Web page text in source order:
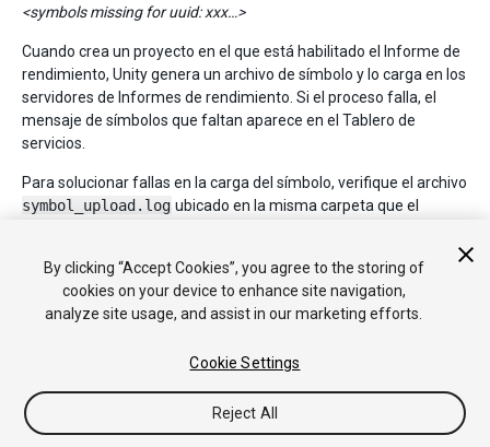
<symbols missing for uuid: xxx…>
Cuando crea un proyecto en el que está habilitado el Informe de
rendimiento, Unity genera un archivo de símbolo y lo carga en los
servidores de Informes de rendimiento. Si el proceso falla, el
mensaje de símbolos que faltan aparece en el Tablero de
servicios.
Para solucionar fallas en la carga del símbolo, verifique el archivo
symbol_upload.log ubicado en la misma carpeta que el
durante el procesamiento y la carga de los símbolos.
By clicking “Accept Cookies”, you agree to the storing of
cookies on your device to enhance site navigation,
analyze site usage, and assist in our marketing efforts.
Cookie Settings
Reject All